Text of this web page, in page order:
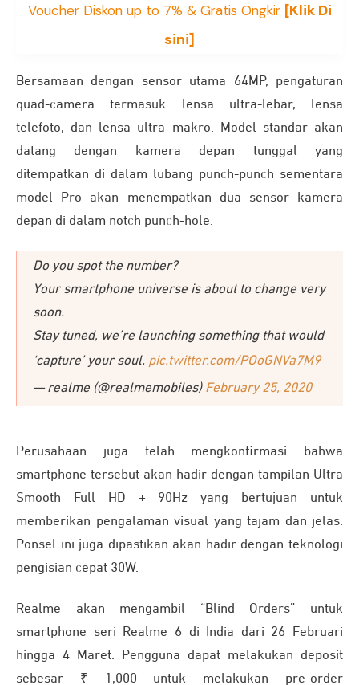
Voucher Diskon up to 7% & Gratis Ongkir [Klik Di
sini]
Bersamaan dengan sensor utama 64MP, pengaturan
quad-camera termasuk lensa ultra-lebar, lensa
telefoto, dan lensa ultra makro. Model standar akan
datang dengan kamera depan tunggal yang
ditempatkan di dalam lubang punch-punch sementara
model Pro akan menempatkan dua sensor kamera
depan di dalam notch punch-hole.
Do you spot the number?
Your smartphone universe is about to change very
soon.
Stay tuned, we’re launching something that would
‘capture’ your soul. pic.twitter.com/POoGNVa7M9
— realme (@realmemobiles) February 25, 2020
Perusahaan juga telah mengkonfirmasi bahwa
smartphone tersebut akan hadir dengan tampilan Ultra
Smooth Full HD + 90Hz yang bertujuan untuk
memberikan pengalaman visual yang tajam dan jelas.
Ponsel ini juga dipastikan akan hadir dengan teknologi
pengisian cepat 30W.
Realme akan mengambil “Blind Orders” untuk
smartphone seri Realme 6 di India dari 26 Februari
hingga 4 Maret. Pengguna dapat melakukan deposit
sebesar ₹ 1,000 untuk melakukan pre-order